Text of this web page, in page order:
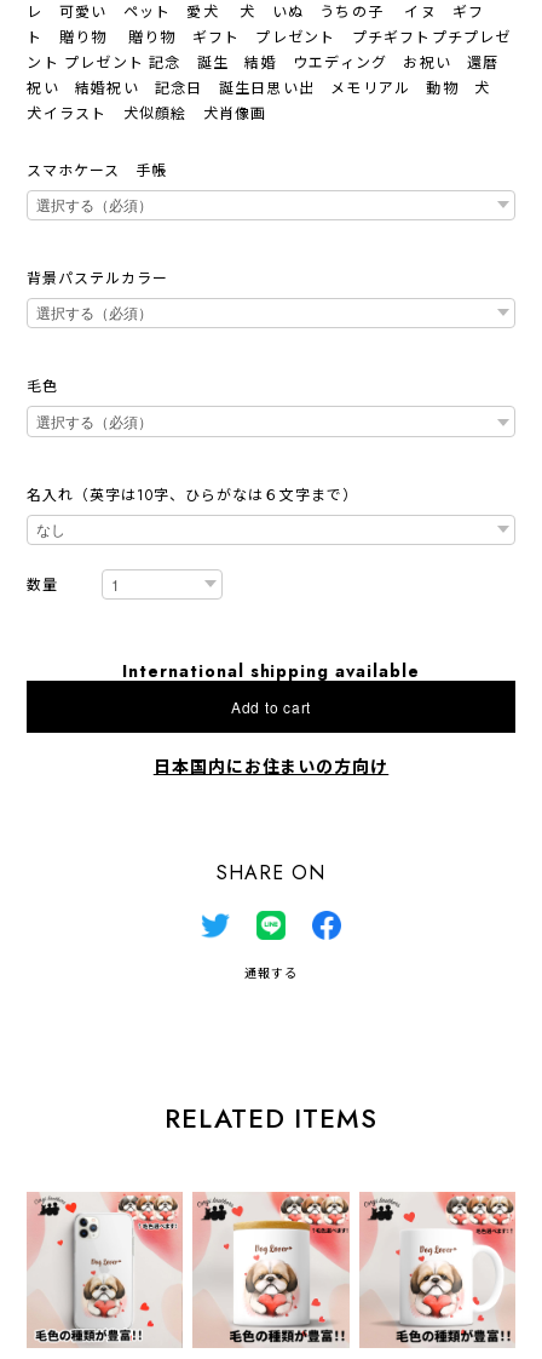
レ 可愛い ペット 愛犬 犬 いぬ うちの子 イヌ ギフ
ト 贈り物 贈り物 ギフト プレゼント プチギフトプチプレゼ
ント プレゼント 記念 誕生 結婚 ウエディング お祝い 還暦
祝い 結婚祝い 記念日 誕生日思い出 メモリアル 動物 犬
犬イラスト 犬似顔絵 犬肖像画
スマホケース 手帳
背景パステルカラー
毛色
名入れ（英字は10字、ひらがなは６文字まで）
数量
International shipping available
Add to cart
日本国内にお住まいの方向け
SHARE ON
通報する
RELATED ITEMS